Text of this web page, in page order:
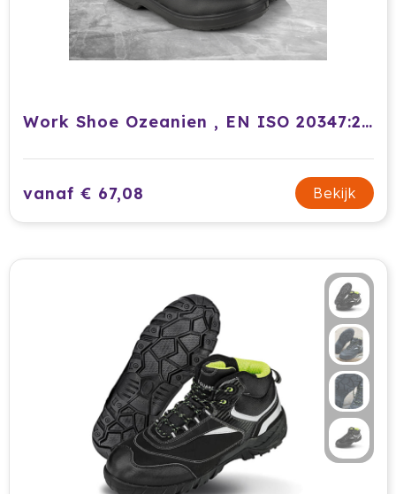
Work Shoe Ozeanien , EN ISO 20347:2012, O1-FO-SRC , 1 Pair / Pack
vanaf € 67,08 Bekijk